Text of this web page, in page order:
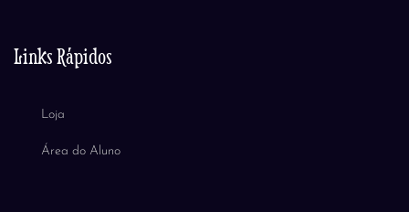
Links Rápidos
Loja
Área do Aluno